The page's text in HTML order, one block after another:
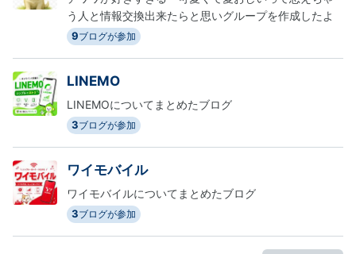
う人と情報交換出来たらと思いグループを作成したよ
9ブログが参加
LINEMO
LINEMOについてまとめたブログ
3ブログが参加
ワイモバイル
ワイモバイルについてまとめたブログ
3ブログが参加